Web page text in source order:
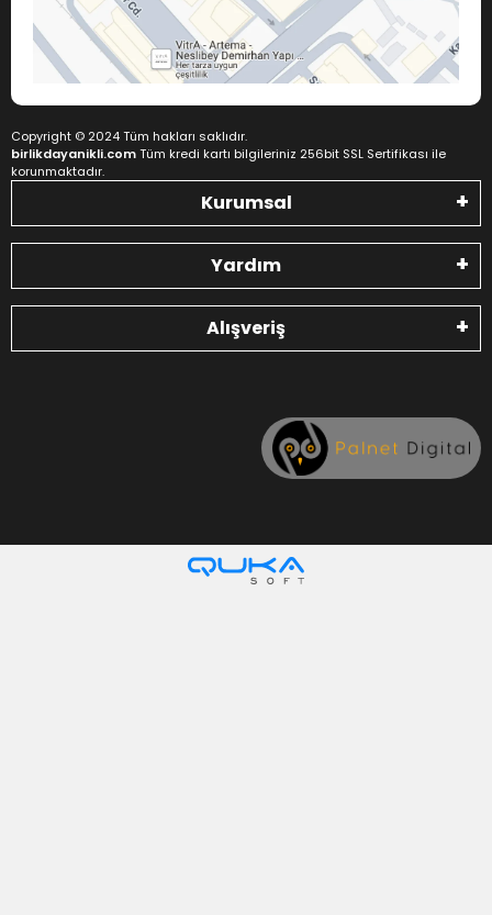
Copyright © 2024 Tüm hakları saklıdır.
birlikdayanikli.comTüm kredi kartı bilgileriniz 256bit SSL Sertifikası ile
korunmaktadır.
Kurumsal
Yardım
Alışveriş